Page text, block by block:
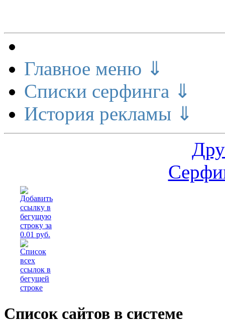
Главное меню ⇓
Списки серфинга ⇓
История рекламы ⇓
Список сайтов в системе